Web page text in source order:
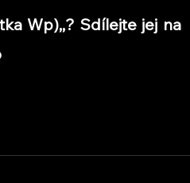
Wp),,? Sdílejte jej na